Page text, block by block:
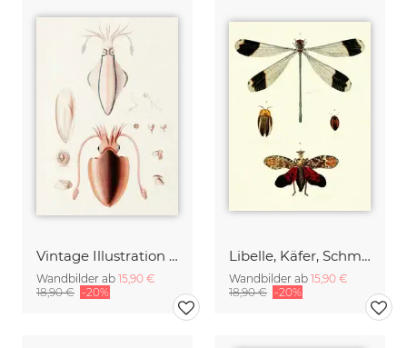
Vintage Illustration Tintenfisch
Wandbilder ab 15,90 €
18,90 € -20%
Libelle, Käfer, Schmetterling
Wandbilder ab 15,90 €
18,90 € -20%